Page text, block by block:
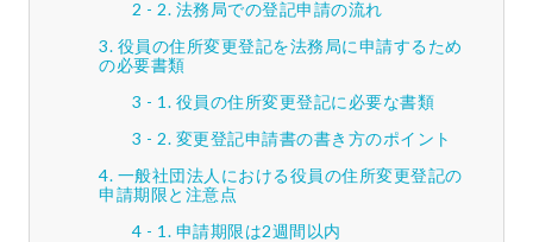
法務局での登記申請の流れ
役員の住所変更登記を法務局に申請するため
の必要書類
役員の住所変更登記に必要な書類
変更登記申請書の書き方のポイント
一般社団法人における役員の住所変更登記の
申請期限と注意点
申請期限は2週間以内